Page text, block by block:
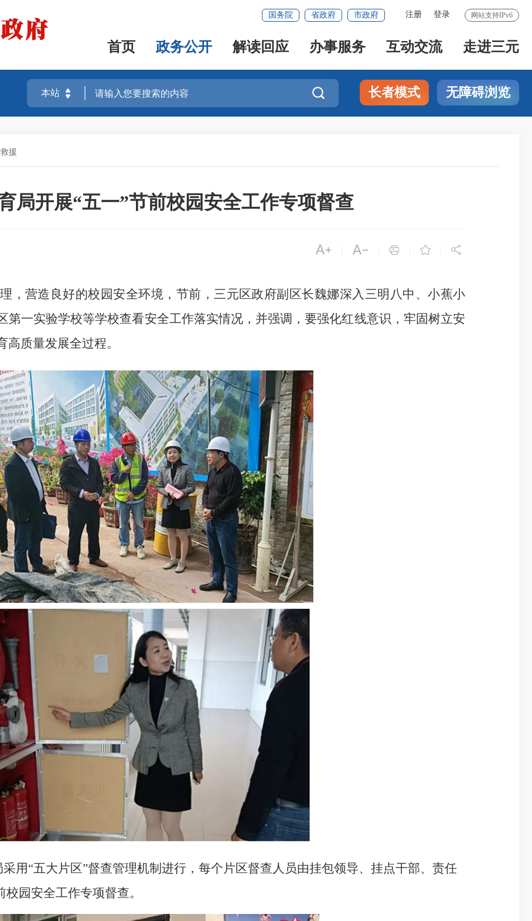
网站支持IPv6
注册 登录
国务院 省政府 市政府
首页 政务公开 解读回应 办事服务 互动交流 走进三元
 长者模式 无障碍浏览
援
局开展“五一”节前校园安全工作专项督查
    
营造良好的校园安全环境，节前，三元区政府副区长魏娜深入三明八中、小蕉小
第一实验学校等学校查看安全工作落实情况，并强调，要强化红线意识，牢固树立安
质量发展全过程。
“五大片区”督查管理机制进行，每个片区督查人员由挂包领导、挂点干部、责任
园安全工作专项督查。